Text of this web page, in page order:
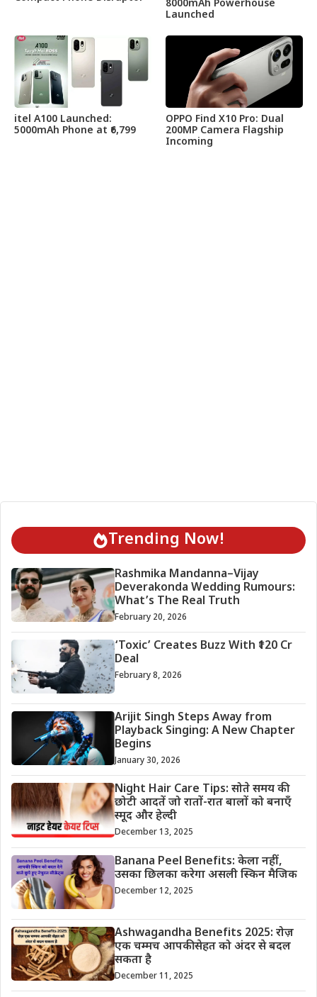
8000mAh Powerhouse
Launched
itel A100 Launched:
5000mAh Phone at ₹6,799
OPPO Find X10 Pro: Dual
200MP Camera Flagship
Incoming
Trending Now!
Rashmika Mandanna–Vijay
Deverakonda Wedding Rumours:
What’s The Real Truth
February 20, 2026
‘Toxic’ Creates Buzz With ₹120 Cr
Deal
February 8, 2026
Arijit Singh Steps Away from
Playback Singing: A New Chapter
Begins
January 30, 2026
Night Hair Care Tips: सोते समय की
छोटी आदतें जो रातों-रात बालों को बनाएँ
स्मूद और हेल्दी
December 13, 2025
Banana Peel Benefits: केला नहीं,
उसका छिलका करेगा असली स्किन मैजिक
December 12, 2025
Ashwagandha Benefits 2025: रोज़
एक चम्मच आपकी सेहत को अंदर से बदल
सकता है
December 11, 2025